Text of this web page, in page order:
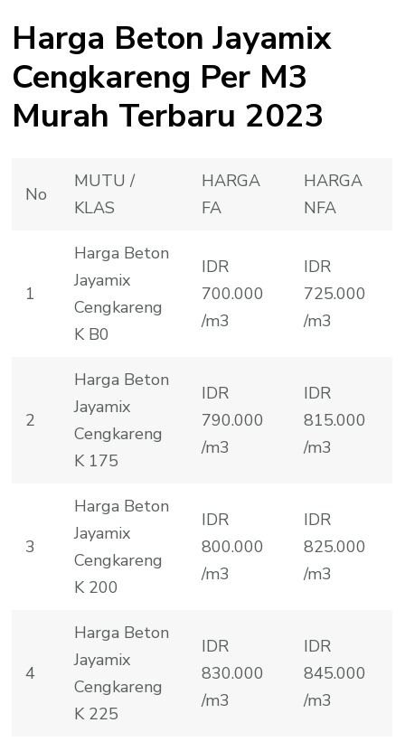
Harga Beton Jayamix
Cengkareng Per M3
Murah Terbaru 2023
No
MUTU /
KLAS
HARGA
FA
HARGA
NFA
1
Harga Beton
Jayamix
Cengkareng
K B0
IDR
700.000
/m3
IDR
725.000
/m3
2
Harga Beton
Jayamix
Cengkareng
K 175
IDR
790.000
/m3
IDR
815.000
/m3
3
Harga Beton
Jayamix
Cengkareng
K 200
IDR
800.000
/m3
IDR
825.000
/m3
4
Harga Beton
Jayamix
Cengkareng
K 225
IDR
830.000
/m3
IDR
845.000
/m3